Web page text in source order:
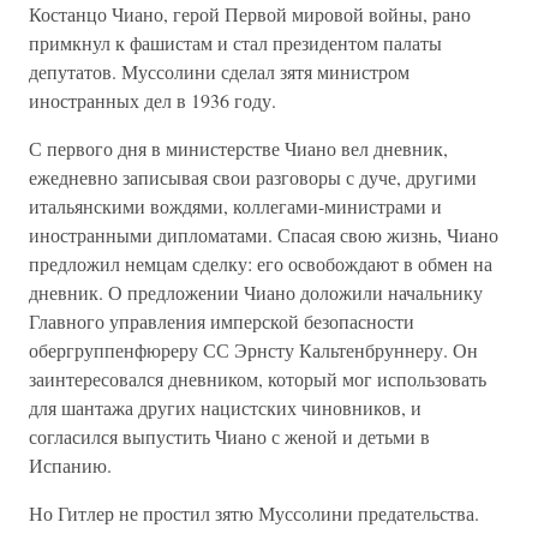
Костанцо Чиано, герой Первой мировой войны, рано
примкнул к фашистам и стал президентом палаты
депутатов. Муссолини сделал зятя министром
иностранных дел в 1936 году.
С первого дня в министерстве Чиано вел дневник,
ежедневно записывая свои разговоры с дуче, другими
итальянскими вождями, коллегами-министрами и
иностранными дипломатами. Спасая свою жизнь, Чиано
предложил немцам сделку: его освобождают в обмен на
дневник. О предложении Чиано доложили начальнику
Главного управления имперской безопасности
обергруппенфюреру СС Эрнсту Кальтенбруннеру. Он
заинтересовался дневником, который мог использовать
для шантажа других нацистских чиновников, и
согласился выпустить Чиано с женой и детьми в
Испанию.
Но Гитлер не простил зятю Муссолини предательства.